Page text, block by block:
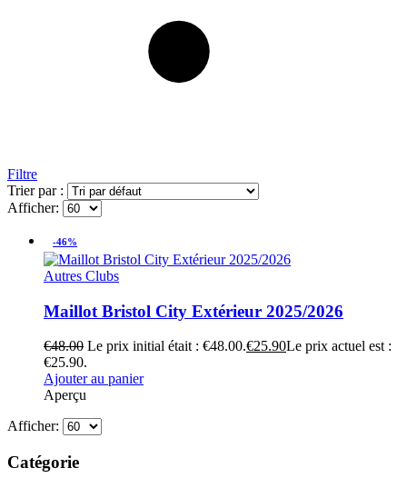
Filtre
Trier par :
Afficher:
-46%
Autres Clubs
Maillot Bristol City Extérieur 2025/2026
€48.00 Le prix initial était : €48.00.€25.90Le prix actuel est :
€25.90.
Ajouter au panier
Aperçu
Afficher:
Catégorie